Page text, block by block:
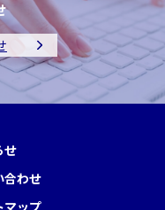
せ
合わせ